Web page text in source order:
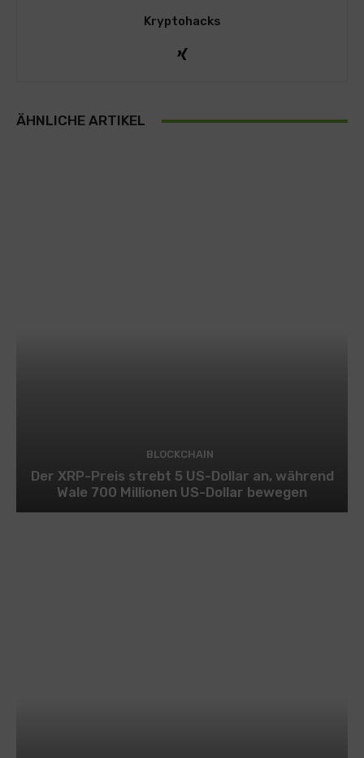
Kryptohacks
ÄHNLICHE ARTIKEL
BLOCKCHAIN
Der XRP-Preis strebt 5 US-Dollar an, während
Wale 700 Millionen US-Dollar bewegen